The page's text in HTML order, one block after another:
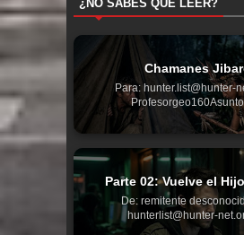
¿NO SABES QUÉ LEER?
Chamanes
Para: hunter.list@hunter-
Parte 02: Vuelve el
De: remitente
hunterlist@hunter-